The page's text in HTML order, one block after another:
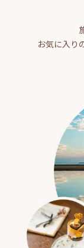
お気に入り